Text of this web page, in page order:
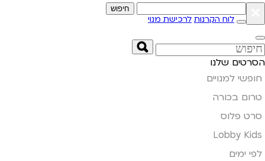
חיפוש
לוח הקרנות לרכישת מנוי
הסרטים שלנו
חופשי למנויים
טרום בכורה
סרט פלוס
Lobby Kids
לפי ימים